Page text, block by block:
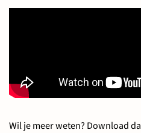
Wil je meer weten? Download